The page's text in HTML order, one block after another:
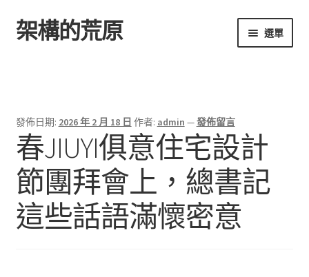
跳
至
跳
至
架構的荒原 選單
發佈日期: 2026 年 2 月 18 日 作者: admin —發佈留言
春JIUYI俱意住宅設計
節團拜會上，總書記
這些話語滿懷密意